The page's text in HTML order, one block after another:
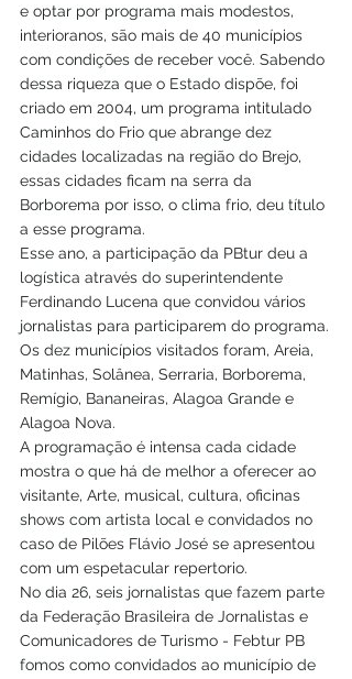
e optar por programa mais modestos,
interioranos, são mais de 40 municípios
com condições de receber você. Sabendo
dessa riqueza que o Estado dispõe, foi
criado em 2004, um programa intitulado
Caminhos do Frio que abrange dez
cidades localizadas na região do Brejo,
essas cidades ficam na serra da
Borborema por isso, o clima frio, deu título
a esse programa.
Esse ano, a participação da PBtur deu a
logística através do superintendente
Ferdinando Lucena que convidou vários
jornalistas para participarem do programa.
Os dez municípios visitados foram, Areia,
Matinhas, Solânea, Serraria, Borborema,
Remígio, Bananeiras, Alagoa Grande e
Alagoa Nova.
A programação é intensa cada cidade
mostra o que há de melhor a oferecer ao
visitante, Arte, musical, cultura, oficinas
shows com artista local e convidados no
caso de Pilões Flávio José se apresentou
com um espetacular repertorio.
No dia 26, seis jornalistas que fazem parte
da Federação Brasileira de Jornalistas e
Comunicadores de Turismo - Febtur PB
fomos como convidados ao município de